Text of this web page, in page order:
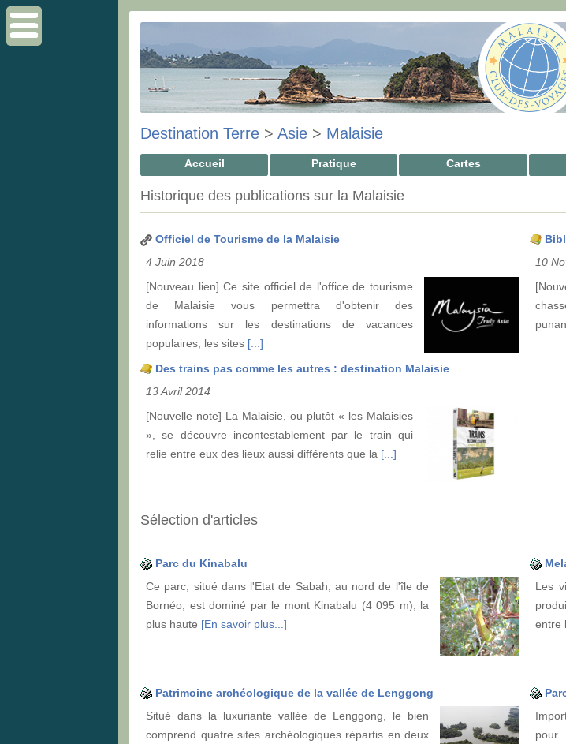
Destination Terre > Asie > Malaisie
Accueil Pratique Cartes
Historique des publications sur la Malaisie
Officiel de Tourisme de la Malaisie
4 Juin 2018
[Nouveau lien] Ce site officiel de l'office de tourisme
de Malaisie vous permettra d'obtenir des
informations sur les destinations de vacances
populaires, les sites [...]
10
Des trains pas comme les autres : destination Malaisie
13 Avril 2014
[Nouvelle note] La Malaisie, ou plutôt « les Malaisies
», se découvre incontestablement par le train qui
relie entre eux des lieux aussi différents que la [...]
Sélection d'articles
Parc du Kinabalu
Ce parc, situé dans l'Etat de Sabah, au nord de l'île de
Bornéo, est dominé par le mont Kinabalu (4 095 m), la
plus haute [En savoir plus...]
Les
entre
Patrimoine archéologique de la vallée de Lenggong
Situé dans la luxuriante vallée de Lenggong, le bien
comprend quatre sites archéologiques répartis en deux
pour